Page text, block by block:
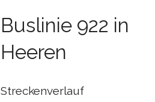
Buslinie 922 in
Heeren
Streckenverlauf